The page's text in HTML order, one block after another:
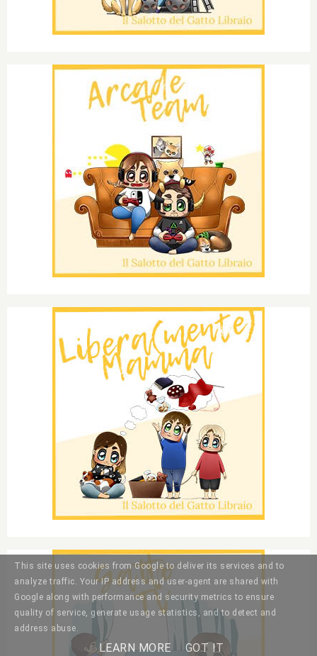
This site uses cookies from Google to deliver its services and to
analyze traffic. Your IP address and user-agent are shared with
Google along with performance and security metrics to ensure
quality of service, generate usage statistics, and to detect and
address abuse.
LEARN MORE GOT IT